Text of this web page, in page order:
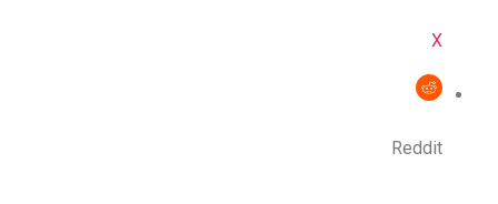
X
Reddit